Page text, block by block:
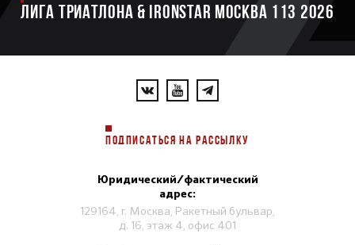
ЛИГА ТРИАТЛОНА & IRONSTAR МОСКВА 113 2026
ПОДПИСАТЬСЯ НА РАССЫЛКУ
Юридический/фактический
адрес:
129164, г. Москва, Ракетный бульвар,
д. 16, этаж 4, офис 401